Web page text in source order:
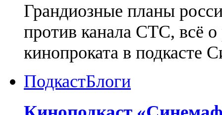
Грандиозные планы
против канала СТС, всё
кинопроката в подкасте
ПодкастБлоги